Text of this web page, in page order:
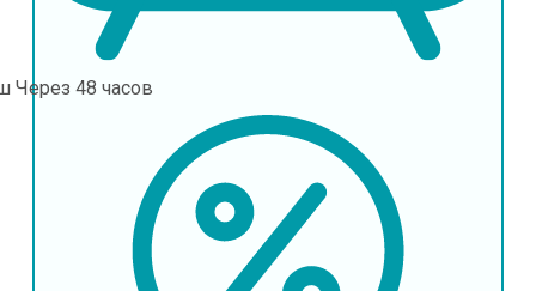
Через 48 часов